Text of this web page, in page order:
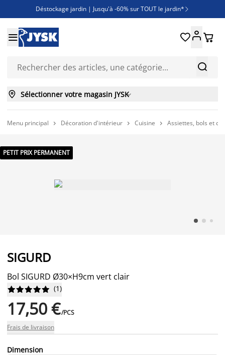
Déstockage jardin | Jusqu'à -60% sur TOUT le jardin* 
Jusqu'à -50% sur une sélection literie
Découvrez les nouveautés de la collection


 
 Sélectionner votre magasin JYSK
Menu principal  Décoration d'intérieur  Cuisine  Assiettes, bols et
PETIT PRIX PERMANENT
SIGURD
Bol SIGURD Ø30×H9cm vert clair





 (1)
17,50 €/PCS
Frais de livraison
Dimension